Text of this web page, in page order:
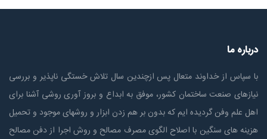
درباره ما
با سپاس از خداوند متعال پس ازچندين سال تلاش خستگی ناپذير و بررسی
نیازهای صنعت ساختمان كشور، موفق به ابداع و بروز آوری روشی آشنا برای
اهل علم وفن گردیده ایم که بدون بر هم زدن ابزار و روشهای موجود و تحمیل
هزینه های سنگین با اصلاح الگوی مصرف مصالح و روش اجرا از دفن مصالح